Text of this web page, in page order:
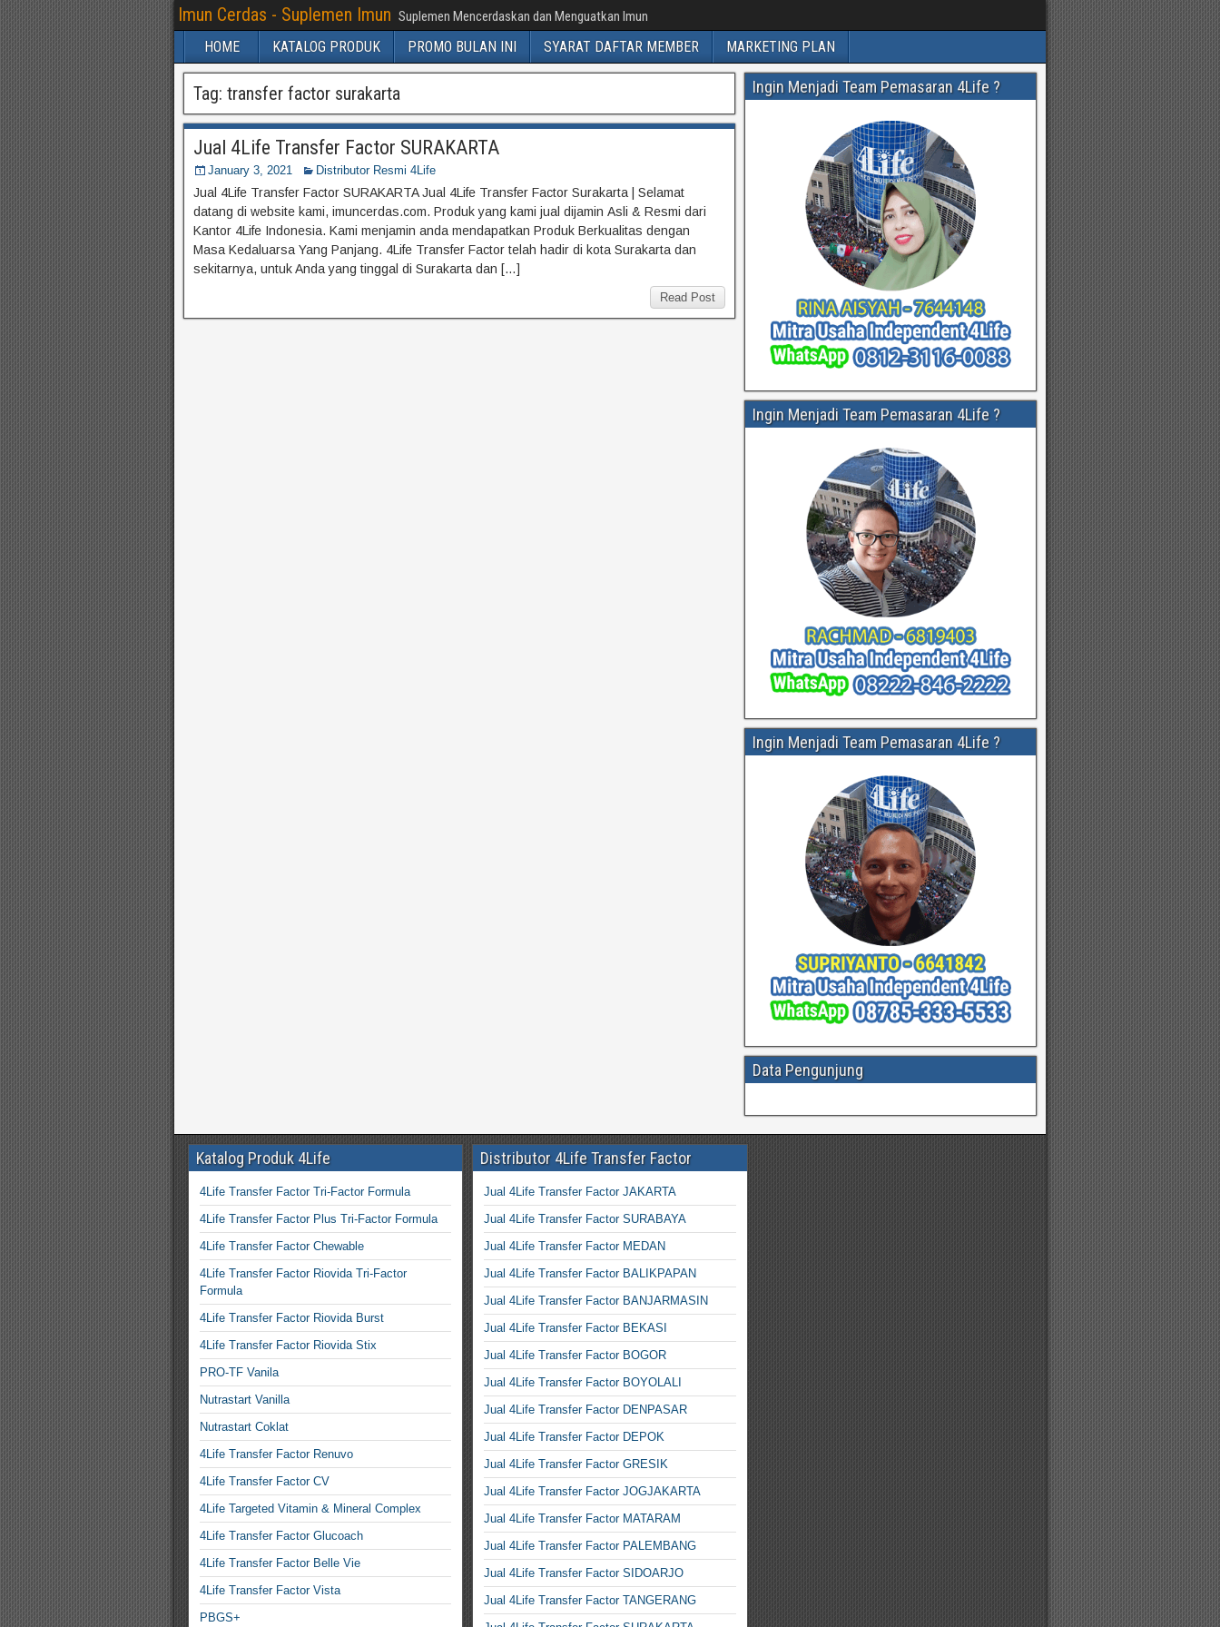
Imun Cerdas - Suplemen Imun Suplemen Mencerdaskan dan Menguatkan Imun
HOME KATALOG PRODUK PROMO BULAN INI SYARAT DAFTAR MEMBER MARKETING PLAN
Tag: transfer factor surakarta
Jual 4Life Transfer Factor SURAKARTA
January 3, 2021 Distributor Resmi 4Life
Jual 4Life Transfer Factor SURAKARTA Jual 4Life Transfer Factor Surakarta | Selamat
datang di website kami, imuncerdas.com. Produk yang kami jual dijamin Asli & Resmi dari
Kantor 4Life Indonesia. Kami menjamin anda mendapatkan Produk Berkualitas dengan
Masa Kedaluarsa Yang Panjang. 4Life Transfer Factor telah hadir di kota Surakarta dan
sekitarnya, untuk Anda yang tinggal di Surakarta dan […]
Read Post
Ingin Menjadi Team Pemasaran 4Life ?
Ingin Menjadi Team Pemasaran 4Life ?
Ingin Menjadi Team Pemasaran 4Life ?
Data Pengunjung
Katalog Produk 4Life
4Life Transfer Factor Tri-Factor Formula
4Life Transfer Factor Plus Tri-Factor Formula
4Life Transfer Factor Chewable
4Life Transfer Factor Riovida Tri-Factor
Formula
4Life Transfer Factor Riovida Burst
4Life Transfer Factor Riovida Stix
PRO-TF Vanila
Nutrastart Vanilla
Nutrastart Coklat
4Life Transfer Factor Renuvo
4Life Transfer Factor CV
4Life Targeted Vitamin & Mineral Complex
4Life Transfer Factor Glucoach
4Life Transfer Factor Belle Vie
4Life Transfer Factor Vista
PBGS+
Distributor 4Life Transfer Factor
Jual 4Life Transfer Factor JAKARTA
Jual 4Life Transfer Factor SURABAYA
Jual 4Life Transfer Factor MEDAN
Jual 4Life Transfer Factor BALIKPAPAN
Jual 4Life Transfer Factor BANJARMASIN
Jual 4Life Transfer Factor BEKASI
Jual 4Life Transfer Factor BOGOR
Jual 4Life Transfer Factor BOYOLALI
Jual 4Life Transfer Factor DENPASAR
Jual 4Life Transfer Factor DEPOK
Jual 4Life Transfer Factor GRESIK
Jual 4Life Transfer Factor JOGJAKARTA
Jual 4Life Transfer Factor MATARAM
Jual 4Life Transfer Factor PALEMBANG
Jual 4Life Transfer Factor SIDOARJO
Jual 4Life Transfer Factor TANGERANG